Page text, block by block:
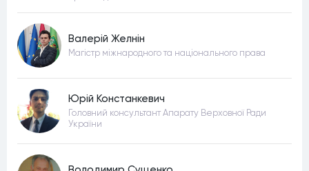
Валерій Желнін
Магістр міжнародного та національного права
Юрій Констанкевич
Головний консультант Апарату Верховної Ради
України